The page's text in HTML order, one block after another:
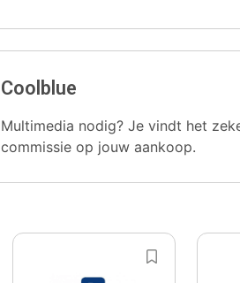
Coolblue
Multimedia nodig? Je vindt het
commissie op jouw aankoop.